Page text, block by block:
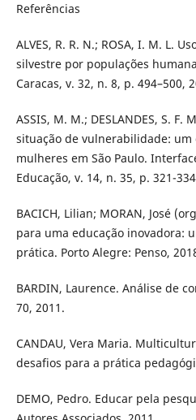
Referências
ALVES, R. R. N.; ROSA, I. M. L.
silvestre por populações
Caracas, v. 32, n. 8, p. 494–500,
ASSIS, M. M.; DESLANDES, S.
situação de vulnerabilidade:
mulheres em São Paulo.
Educação, v. 14, n. 35, p. 321-
BACICH, Lilian; MORAN, José
para uma educação inovadora:
prática. Porto Alegre: Penso,
BARDIN, Laurence. Análise de
70, 2011.
CANDAU, Vera Maria.
desafios para a prática
DEMO, Pedro. Educar pela